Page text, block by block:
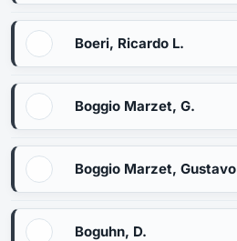
Boeri, Ricardo L.
Boggio Marzet, G.
Boggio Marzet, Gustavo
Boguhn, D.